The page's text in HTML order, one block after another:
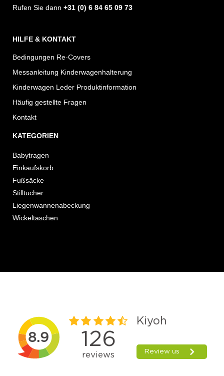
Rufen Sie dann +31 (0) 6 84 65 09 73
HILFE & KONTAKT
Bedingungen Re-Covers
Messanleitung Kinderwagenhalterung
Kinderwagen Leder Produktinformation
Häufig gestellte Fragen
Kontakt
KATEGORIEN
Babytragen
Einkaufskorb
Fußsäcke
Stilltucher
Liegenwannenabeckung
Wickeltaschen